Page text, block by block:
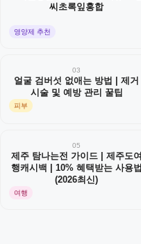
씨초록잎홍합
영양제 추천
03
얼굴 검버섯 없애는 방법 | 제거
시술 및 예방 관리 꿀팁
피부
05
제주 탐나는전 가이드 | 제주도여
행캐시백 | 10% 혜택받는 사용법
(2026최신)
여행